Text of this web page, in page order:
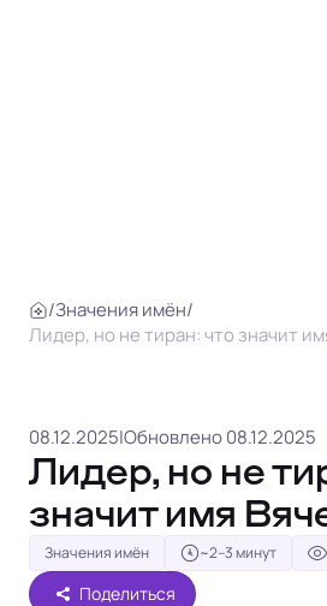
/Значения имён/
Лидер, но не тиран: что значит
08.12.2025|Обновлено 08.12.2025
Лидер, но не
значит имя
Значения имён ~2–3 минут
Поделиться